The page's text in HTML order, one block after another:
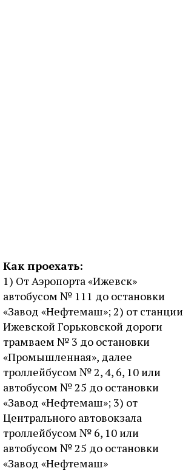
Как проехать:
1) От Аэропорта «Ижевск»
автобусом № 111 до остановки
«Завод «Нефтемаш»; 2) от станции
Ижевской Горьковской дороги
трамваем № 3 до остановки
«Промышленная», далее
троллейбусом № 2, 4, 6, 10 или
автобусом № 25 до остановки
«Завод «Нефтемаш»; 3) от
Центрального автовокзала
троллейбусом № 6, 10 или
автобусом № 25 до остановки
«Завод «Нефтемаш»